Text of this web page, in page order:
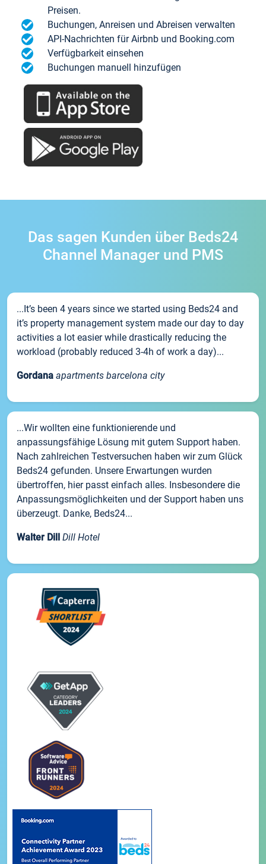
Preisen.
Buchungen, Anreisen und Abreisen verwalten
API-Nachrichten für Airbnb und Booking.com
Verfügbarkeit einsehen
Buchungen manuell hinzufügen
Das sagen Kunden über Beds24
Channel Manager und PMS
...It’s been 4 years since we started using Beds24 and
it’s property management system made our day to day
activities a lot easier while drastically reducing the
workload (probably reduced 3-4h of work a day)...
Gordana apartments barcelona city
...Wir wollten eine funktionierende und
anpassungsfähige Lösung mit gutem Support haben.
Nach zahlreichen Testversuchen haben wir zum Glück
Beds24 gefunden. Unsere Erwartungen wurden
übertroffen, hier passt einfach alles. Insbesondere die
Anpassungsmöglichkeiten und der Support haben uns
überzeugt. Danke, Beds24...
Walter Dill Dill Hotel